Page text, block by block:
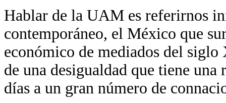
Hablar de la UAM es referirnos
contemporáneo, el México que
económico de mediados del
de una desigualdad que tiene
días a un gran número de